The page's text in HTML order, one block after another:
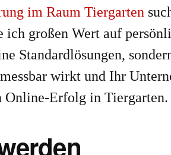
im Raum Tiergarten
großen Wert auf
Standardlösungen,
wirkt und Ihr
Online-Erfolg in Tiergarten.